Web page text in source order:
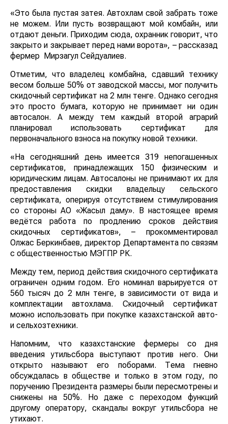
«Это была пустая затея. Автохлам свой забрать тоже
не можем. Или пусть возвращают мой комбайн, или
отдают деньги. Приходим сюда, охранник говорит, что
закрыто и закрывает перед нами ворота», – рассказад
фермер Мирзагул Сейдуалиев.
Отметим, что владелец комбайна, сдавший технику
весом больше 50% от заводской массы, мог получить
скидочный сертификат на 2 млн тенге. Однако сегодня
это просто бумага, которую не принимает ни один
автосалон. А между тем каждый второй аграрий
планировал использовать сертификат для
первоначального взноса на покупку новой техники.
«На сегодняшний день имеется 319 непогашенных
сертификатов, принадлежащих 150 физическим и
юридическим лицам. Автосалоны не принимают их для
предоставления скидки владельцу сельского
сертификата, оперируя отсутствием стимулирования
со стороны АО «Жасыл даму». В настоящее время
ведётся работа по продлению сроков действия
скидочных сертификатов», – прокомментировал
Олжас Беркинбаев, директор Департамента по связям
с общественностью МЭГПР РК.
Между тем, период действия скидочного сертификата
ограничен одним годом. Его номинал варьируется от
560 тысяч до 2 млн тенге, в зависимости от вида и
комплектации автохлама. Скидочный сертификат
можно использовать при покупке казахстанской авто-
и сельхозтехники.
Напомним, что казахстанские фермеры со дня
введения утильсбора выступают против него. Они
открыто называют его поборами. Тема гневно
обсуждалась в обществе и только в этом году, по
поручению Президента размеры были пересмотрены и
снижены на 50%. Но даже с переходом функций
другому оператору, скандалы вокруг утильсбора не
утихают.